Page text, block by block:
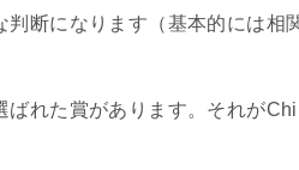
断になります（基本的には相
れた賞があります。それが